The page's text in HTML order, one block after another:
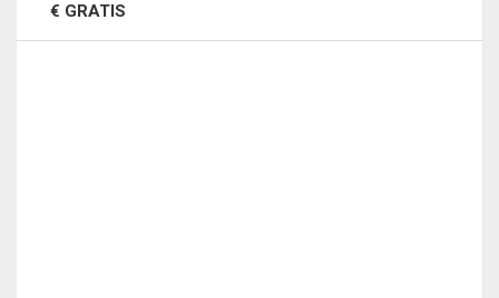
€ GRATIS